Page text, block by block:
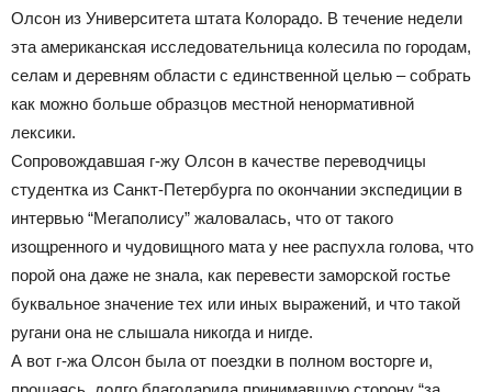
Олсон из Университета штата Колорадо. В течение недели
эта американская исследовательница колесила по городам,
селам и деревням области с единственной целью – собрать
как можно больше образцов местной ненормативной
лексики.
Сопровождавшая г-жу Олсон в качестве переводчицы
студентка из Санкт-Петербурга по окончании экспедиции в
интервью “Мегаполису” жаловалась, что от такого
изощренного и чудовищного мата у нее распухла голова, что
порой она даже не знала, как перевести заморской гостье
буквальное значение тех или иных выражений, и что такой
ругани она не слышала никогда и нигде.
А вот г-жа Олсон была от поездки в полном восторге и,